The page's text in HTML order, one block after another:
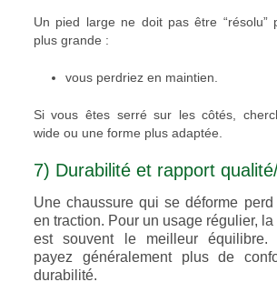
Un pied large ne doit pas être “résolu”
plus grande :
vous perdriez en maintien.
Si vous êtes serré sur les côtés,
wide ou une forme plus adaptée.
7) Durabilité et rapport
Une chaussure qui se déforme
en traction. Pour un usage régulier,
est souvent le meilleur équilibre.
payez généralement plus de
durabilité.